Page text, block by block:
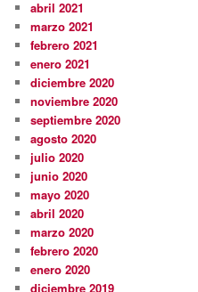
abril 2021
marzo 2021
febrero 2021
enero 2021
diciembre 2020
noviembre 2020
septiembre 2020
agosto 2020
julio 2020
junio 2020
mayo 2020
abril 2020
marzo 2020
febrero 2020
enero 2020
diciembre 2019